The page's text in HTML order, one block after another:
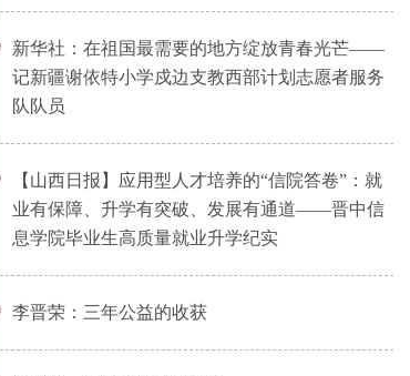
新华社：在祖国最需要的地方绽放青春光芒——
记新疆谢依特小学戍边支教西部计划志愿者服务
队队员
【山西日报】应用型人才培养的“信院答卷”：就
业有保障、升学有突破、发展有通道——晋中信
息学院毕业生高质量就业升学纪实
李晋荣：三年公益的收获